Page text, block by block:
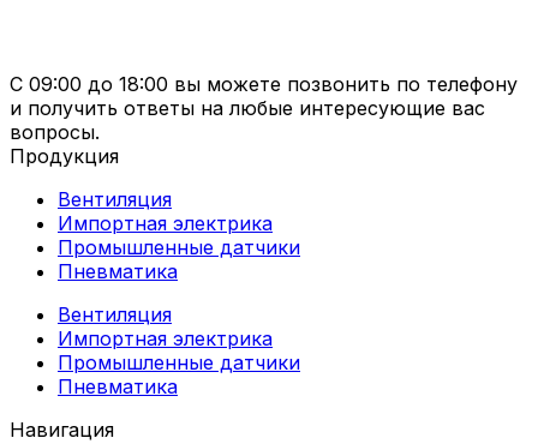
С 09:00 до 18:00 вы можете позвонить по телефону
и получить ответы на любые интересующие вас
вопросы.
Продукция
Вентиляция
Импортная электрика
Промышленные датчики
Пневматика
Вентиляция
Импортная электрика
Промышленные датчики
Пневматика
Навигация